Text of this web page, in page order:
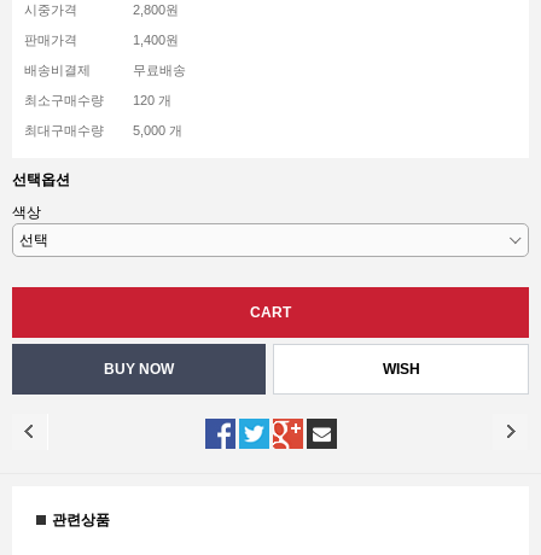
시중가격 2,800원
판매가격 1,400원
배송비결제 무료배송
최소구매수량 120 개
최대구매수량 5,000 개
선택옵션
색상
WISH
관련상품